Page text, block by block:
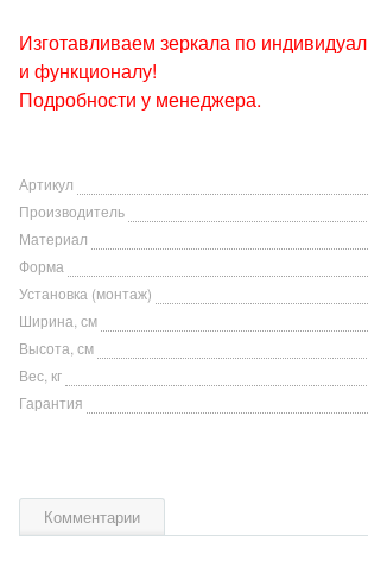
Изготавливаем зеркала по
и функционалу!
Подробности у менеджера.
Артикул
Производитель
Материал
Форма
Установка (монтаж)
Ширина, см
Высота, см
Вес, кг
Гарантия
Комментарии